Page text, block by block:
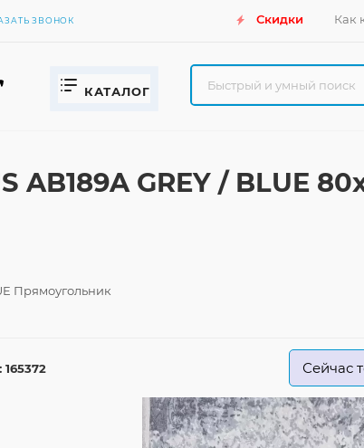
ЗВОНОК Скидки Как
КАТАЛОГ
AB189A GREY / BLUE
Прямоугольник
165372 Сейчас